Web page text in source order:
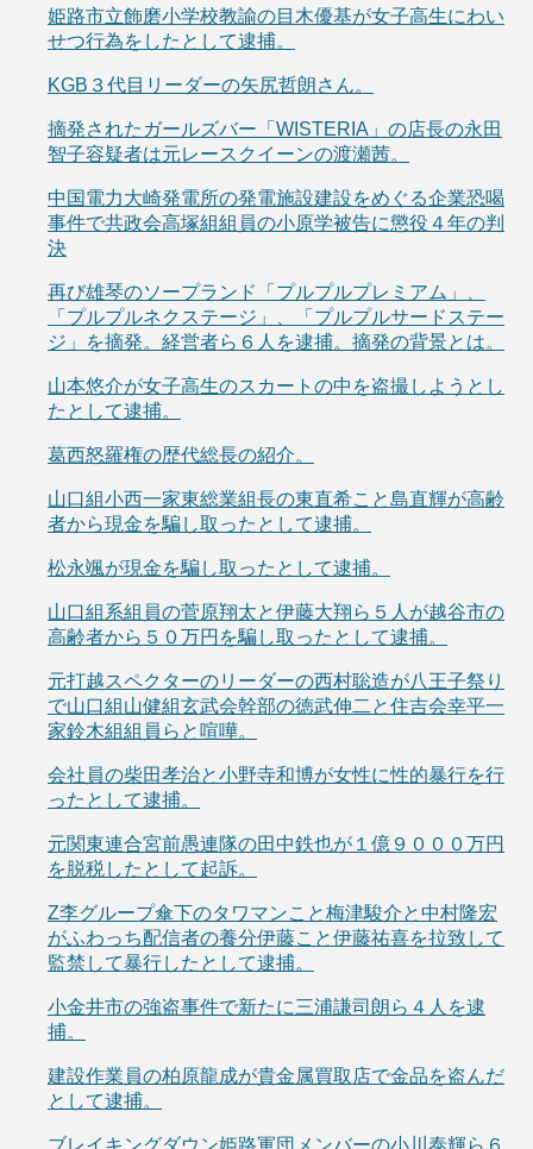
姫路市立飾磨小学校教諭の目木優基が女子高生にわい
せつ行為をしたとして逮捕。
KGB３代目リーダーの矢尻哲朗さん。
摘発されたガールズバー「WISTERIA」の店長の永田
智子容疑者は元レースクイーンの渡瀬茜。
中国電力大崎発電所の発電施設建設をめぐる企業恐喝
事件で共政会高塚組組員の小原学被告に懲役４年の判
決
再び雄琴のソープランド「プルプルプレミアム」、
「プルプルネクステージ」、「プルプルサードステー
ジ」を摘発。経営者ら６人を逮捕。摘発の背景とは。
山本悠介が女子高生のスカートの中を盗撮しようとし
たとして逮捕。
葛西怒羅権の歴代総長の紹介。
山口組小西一家東総業組長の東直希こと島直輝が高齢
者から現金を騙し取ったとして逮捕。
松永颯が現金を騙し取ったとして逮捕。
山口組系組員の菅原翔太と伊藤大翔ら５人が越谷市の
高齢者から５０万円を騙し取ったとして逮捕。
元打越スペクターのリーダーの西村聡造が八王子祭り
で山口組山健組玄武会幹部の徳武伸二と住吉会幸平一
家鈴木組組員らと喧嘩。
会社員の柴田孝治と小野寺和博が女性に性的暴行を行
ったとして逮捕。
元関東連合宮前愚連隊の田中鉄也が１億９０００万円
を脱税したとして起訴。
Z李グループ傘下のタワマンこと梅津駿介と中村隆宏
がふわっち配信者の養分伊藤こと伊藤祐喜を拉致して
監禁して暴行したとして逮捕。
小金井市の強盗事件で新たに三浦謙司朗ら４人を逮
捕。
建設作業員の柏原龍成が貴金属買取店で金品を盗んだ
として逮捕。
ブレイキングダウン姫路軍団メンバーの小川泰輝ら６